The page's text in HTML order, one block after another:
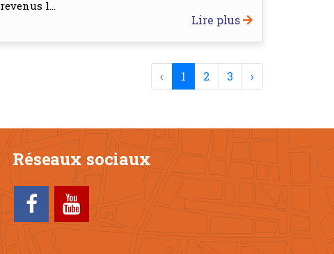
revenus l...
Lire plus
‹ 1 2 3 ›
Réseaux sociaux